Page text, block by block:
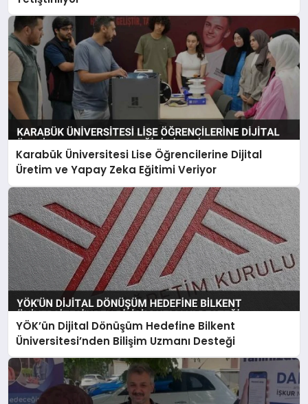
Karabük Üniversitesi Lise Öğrencilerine Dijital
Üretim ve Yapay Zeka Eğitimi Veriyor
YÖK’ün Dijital Dönüşüm Hedefine Bilkent
Üniversitesi’nden Bilişim Uzmanı Desteği